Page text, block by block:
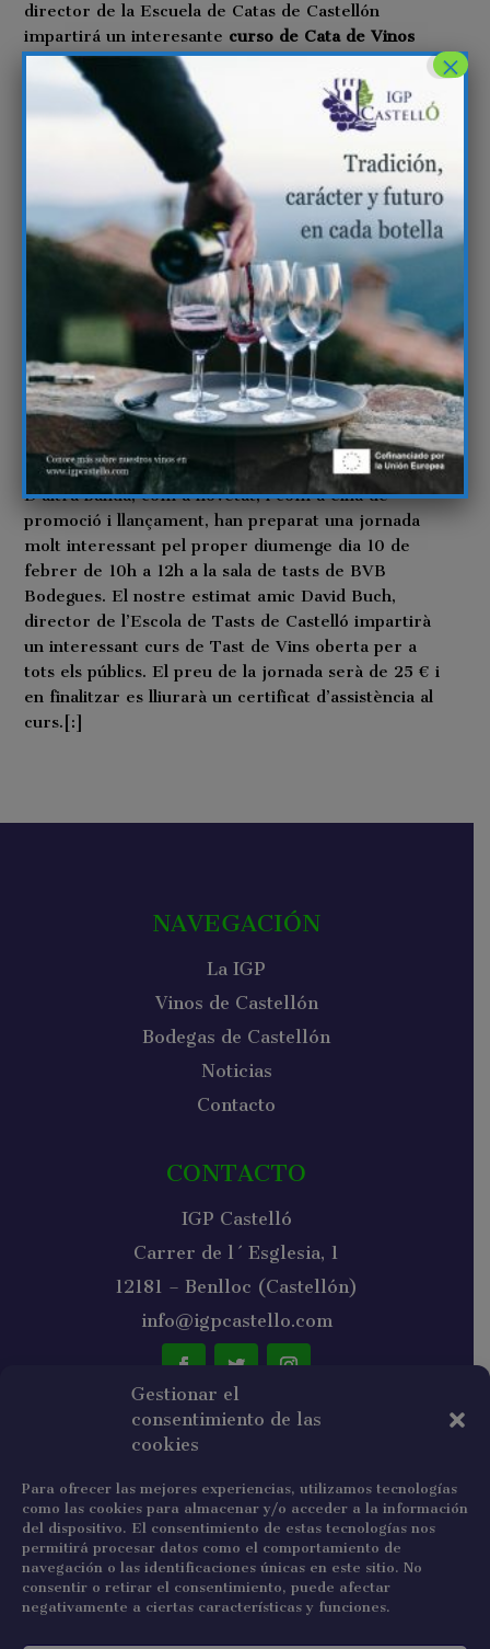
Gestionar el
consentimiento de las
cookies
Para ofrecer las mejores experiencias, utilizamos tecnologías
como las cookies para almacenar y/o acceder a la información
del dispositivo. El consentimiento de estas tecnologías nos
permitirá procesar datos como el comportamiento de
navegación o las identificaciones únicas en este sitio. No
consentir o retirar el consentimiento, puede afectar
negativamente a ciertas características y funciones.
director de la Escuela de Catas de Castellón
impartirá un interesante curso de Cata de Vinos
abierta para todos los públicos. El precio de la
jornada será de 25€ y al finalizar se entregará un
certificado de asistencia al curso.[:ca]En Besalduch,
Valls & Bellmunt ja tenen els primers vins
embotellats procedents de la finca de vinyes Les
Llomes. Han triat com a marca comercial el nom de
Mestres de Montesa, ja que volen posar l’accent a la
importància que va exercir aquesta Ordre a la
capital del Maestrat durant molts anys i que tant
valor patrimonial i històric ha llegat a la vila de Sant
Mateu.
El primer vi que s’han embotellat és un vi blanc
jove, elaborat a partir del raïm de la varietat
Sauvignon Blanc, sota el nom Guillem d’Eril,
coincidint també que va ser el I Gran Mestre que va
tenir l’Ordre de Montesa.
D’altra banda, com a novetat, i com a eina de
promoció i llançament, han preparat una jornada
molt interessant pel proper diumenge dia 10 de
febrer de 10h a 12h a la sala de tasts de BVB
Bodegues. El nostre estimat amic David Buch,
director de l’Escola de Tasts de Castelló impartirà
un interessant curs de Tast de Vins oberta per a
tots els públics. El preu de la jornada serà de 25 € i
en finalitzar es lliurarà un certificat d’assistència al
curs.[:]
NAVEGACIÓN
La IGP
Vinos de Castellón
Bodegas de Castellón
Noticias
Contacto
CONTACTO
IGP Castelló
Carrer de l´Esglesia, 1
12181 – Benlloc (Castellón)
info@igpcastello.com
NEWSLETTER
He leído y acepto la política de privacidad.
×